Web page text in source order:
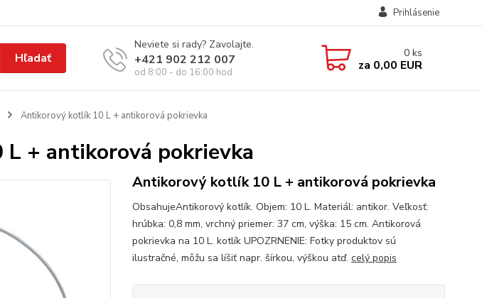
Prihlásenie
Hľadať
Neviete si rady? Zavolajte.
+421 902 212 007
od 8:00 - do 16:00 hod
0 ks
za 0,00 EUR
Antikorový kotlík 10 L + antikorová pokrievka
+ antikorová pokrievka
Antikorový kotlík 10 L + antikorová pokrievka
ObsahujeAntikorový kotlík. Objem: 10 L. Materiál: antikor. Veľkosť:
hrúbka: 0,8 mm, vrchný priemer: 37 cm, výška: 15 cm. Antikorová
pokrievka na 10 L. kotlík UPOZRNENIE: Fotky produktov sú
ilustračné, môžu sa líšiť napr. šírkou, výškou atď. celý popis